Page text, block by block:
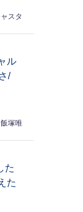
スタ
ル
/
飯塚唯
た
た